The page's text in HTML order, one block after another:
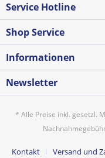
Service Hotline
Shop Service
Informationen
Newsletter
* Alle Preise inkl. gesetzl.
Kontakt Versand und